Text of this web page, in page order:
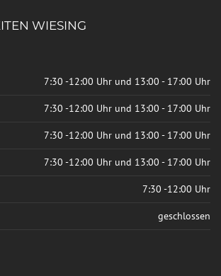
WIESING
7:30 -12:00 Uhr und 13:00 - 17:00 Uhr
7:30 -12:00 Uhr und 13:00 - 17:00 Uhr
7:30 -12:00 Uhr und 13:00 - 17:00 Uhr
7:30 -12:00 Uhr und 13:00 - 17:00 Uhr
7:30 -12:00 Uhr
geschlossen